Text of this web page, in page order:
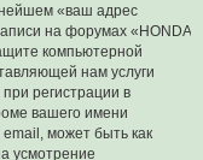
«ваш адрес
на форумах «HONDA
компьютерной
нам услуги
регистрации в
вашего имени
может быть как
усмотрение